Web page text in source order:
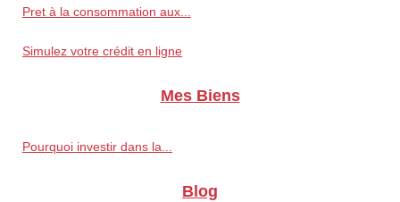
Pret à la consommation aux...
Simulez votre crédit en ligne
Mes Biens
Pourquoi investir dans la...
Blog